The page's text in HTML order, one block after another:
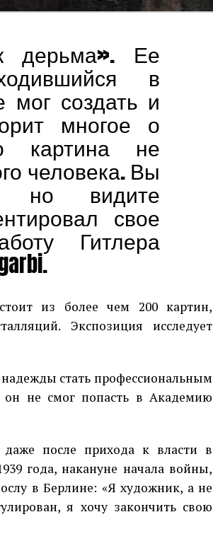
дерьма». Ее
в
мог создать и
многое о
картина не
человека. Вы
но видите
свое
Гитлера
из более чем 200 картин,
Экспозиция исследует
стать профессиональным
не смог попасть в Академию
даже после прихода к власти в
года, накануне начала войны,
в Берлине: «Я художник, а не
я хочу закончить свою